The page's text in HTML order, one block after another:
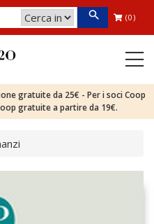
(0)
gratuite da 25€ - Per i soci Coop
gratuite a partire da 19€.